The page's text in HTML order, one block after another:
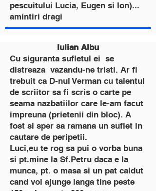
pescuitului Lucia, Eugen si Ion)...
amintiri dragi
Iulian Albu
Cu siguranta sufletul ei se
distreaza vazandu-ne tristi. Ar fi
trebuit ca D-nul Verman cu talentul
de scriitor sa fi scris o carte pe
seama nazbatiilor care le-am facut
impreuna (prietenii din bloc). A
fost si sper sa ramana un suflet in
cautare de peripetii.
Luci,eu te rog sa pui o vorba buna
si pt.mine la Sf.Petru daca e la
munca, pt. o masa si un pat caldut
cand voi ajunge langa tine peste